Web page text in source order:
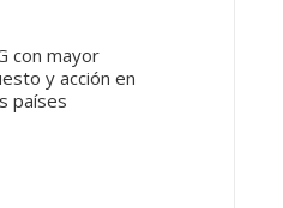
con mayor
y acción en
países